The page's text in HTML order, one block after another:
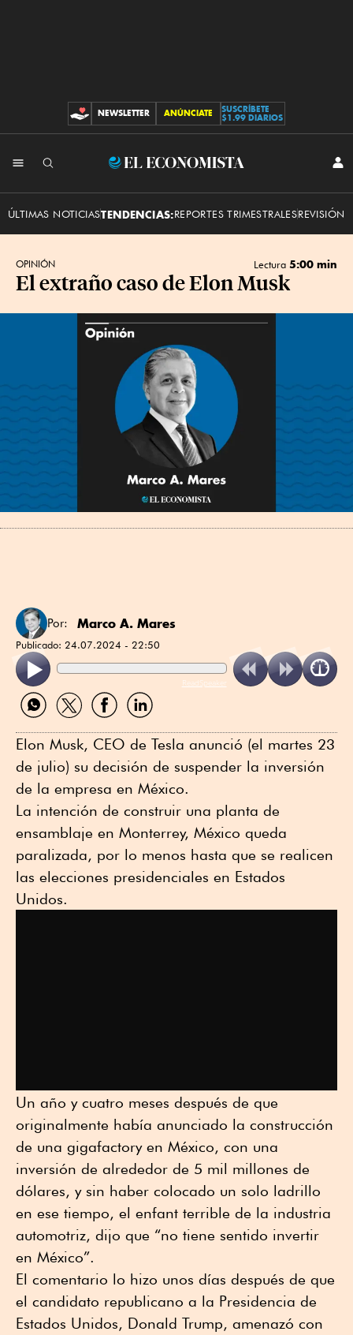
CONTRIBUCIONES
NEWSLETTER ANÚNCIATE
SUSCRÍBETE
$1.99 DIARIOS
El
ÚLTIMAS NOTICIASTENDENCIAS:REPORTES TRIMESTRALESREVISIÓN
OPINIÓN Lectura 5:00 min
El extraño caso de Elon Musk
Por: Marco A. Mares
Publicado: 24.07.2024 - 22:50
ReadSpeaker
Compartir
por
Compartir
por
Compartir
por
Compartir
por
Elon Musk, CEO de Tesla anunció (el martes 23
de julio) su decisión de suspender la inversión
de la empresa en México.
La intención de construir una planta de
ensamblaje en Monterrey, México queda
paralizada, por lo menos hasta que se realicen
las elecciones presidenciales en Estados
Unidos.
Un año y cuatro meses después de que
originalmente había anunciado la construcción
de una gigafactory en México, con una
inversión de alrededor de 5 mil millones de
dólares, y sin haber colocado un solo ladrillo
en ese tiempo, el enfant terrible de la industria
automotriz, dijo que “no tiene sentido invertir
en México”.
El comentario lo hizo unos días después de que
el candidato republicano a la Presidencia de
Estados Unidos, Donald Trump, amenazó con